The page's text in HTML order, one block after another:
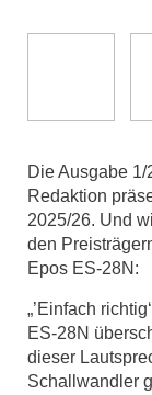
Die Ausgabe
Redaktion
2025/26. Und
den
Epos ES-28N:
„’Einfach
ES-28N
dieser
Schallwandler